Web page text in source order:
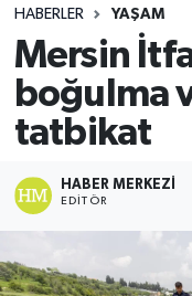
HABERLER YAŞAM
Mersin
boğulma
tatbikat
HABER MERKEZI
EDITÖR